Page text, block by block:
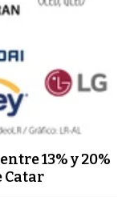
13% y 20%
Catar